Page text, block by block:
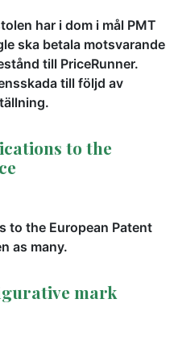
har i dom i mål PMT
ska betala motsvarande
till PriceRunner.
till följd av
to the
to the European Patent
as many.
mark